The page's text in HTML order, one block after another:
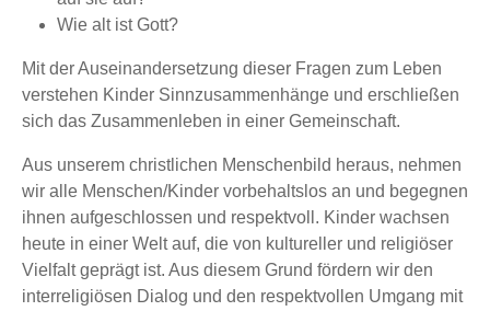
Wie alt ist Gott?
Mit der Auseinandersetzung dieser Fragen zum Leben
verstehen Kinder Sinnzusammenhänge und erschließen
sich das Zusammenleben in einer Gemeinschaft.
Aus unserem christlichen Menschenbild heraus, nehmen
wir alle Menschen/Kinder vorbehaltslos an und begegnen
ihnen aufgeschlossen und respektvoll. Kinder wachsen
heute in einer Welt auf, die von kultureller und religiöser
Vielfalt geprägt ist. Aus diesem Grund fördern wir den
interreligiösen Dialog und den respektvollen Umgang mit